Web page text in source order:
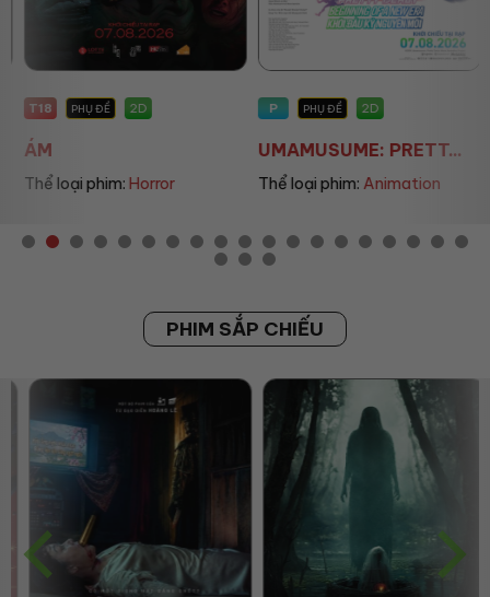
T18 PHỤ ĐỀ 2D
ÁM
Thể loại phim:Horror
PHỤ ĐỀ 2D
UMAMUSUME: PRETT...
Thể loại phim:Animation
PHIM SẮP CHIẾU